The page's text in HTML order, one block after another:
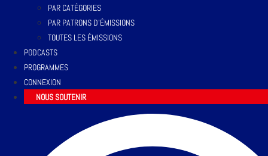
PAR CATÉGORIES
PAR PATRONS D’ÉMISSIONS
TOUTES LES ÉMISSIONS
PODCASTS
PROGRAMMES
CONNEXION
NOUS SOUTENIR